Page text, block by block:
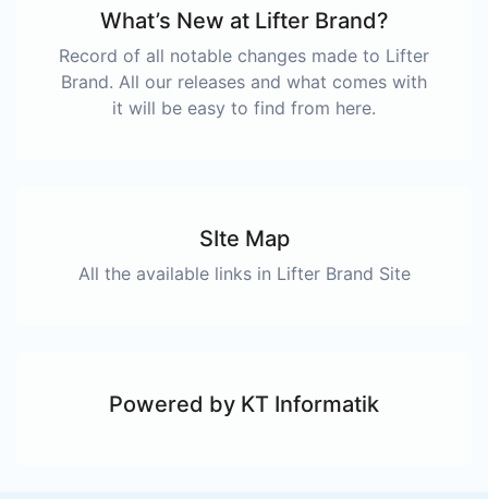
What’s New at Lifter Brand?
Record of all notable changes made to Lifter
Brand. All our releases and what comes with
it will be easy to find from here.
SIte Map
All the available links in Lifter Brand Site
Powered by KT Informatik